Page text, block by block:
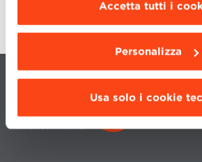
Accetta tutti i
Personalizza
Usa solo i cookie